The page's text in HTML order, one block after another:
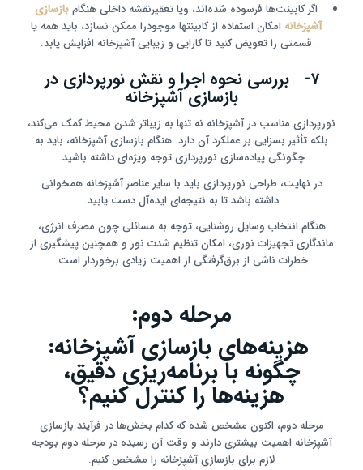
اگر کابینت‌ها فرسوده شده‌اند، ویا تعقیرنقشه داخلی هنگامبازسازی
آشپزخانه امکان استفاده از کابینتها موجودرا ممکن نسازد، باید همه یا
قسمتی را تعویض کنید تا کارایی و زیبایی آشپزخانه افزایش یابد.
۷- بررسی نحوه اجرا و نقش نورپردازی در
بازسازی آشپزخانه
نورپردازی مناسب در آشپزخانه نه تنها به زیباتر شدن محیط کمک می‌کند،
بلکه تأثیر بسزایی بر عملکرد آن دارد. هنگام بازسازی آشپزخانه، باید به
چگونگی پیاده‌سازی نورپردازی توجه ویژه‌ای داشته باشید.
در نهایت، طراحی نورپردازی باید با سایر عناصر آشپزخانه همخوانی
داشته باشد تا به نتیجه‌ای ایده‌آل دست یابید.
هنگام انتخاب وسایل روشنایی، توجه به مسائلی چون مصرف انرژی،
ماندگاری تجهیزات نوری، امکان تنظیم شدت نور و همچنین پیشگیری از
خطرات ناشی از برق‌گرفتگی از اهمیت زیادی برخوردار است.
مرحله دوم:
هزینه‌های بازسازی آشپزخانه:
چگونه با برنامه‌ریزی دقیق،
هزینه‌ها را کنترل کنیم؟
مرحله دوم، اکنون مشخص شده که کدام بخش‌ها در فرآیند بازسازی
آشپزخانه اهمیت بیشتری دارند و وقت آن رسیده در مرحله دوم بودجه
لازم برای بازسازی آشپزخانه را مشخص کنیم.